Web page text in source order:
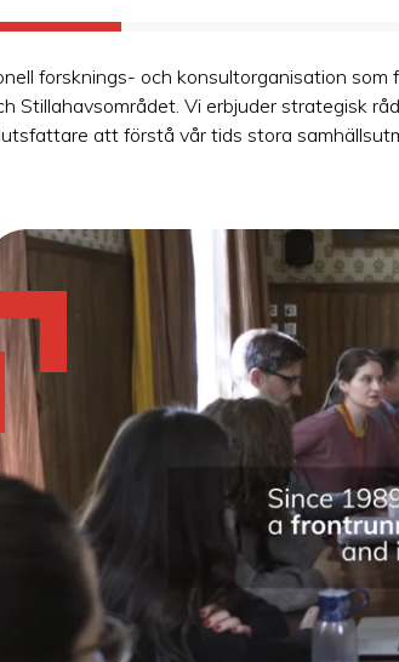
forsknings- och konsultorganisation
Stillahavsområdet. Vi erbjuder strategisk
att förstå vår tids stora